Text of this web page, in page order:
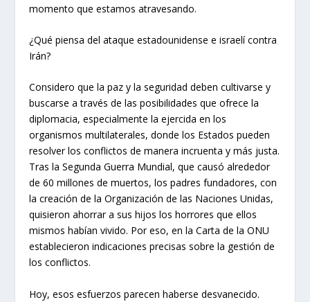
momento que estamos atravesando.
¿Qué piensa del ataque estadounidense e israelí contra
Irán?
Considero que la paz y la seguridad deben cultivarse y
buscarse a través de las posibilidades que ofrece la
diplomacia, especialmente la ejercida en los
organismos multilaterales, donde los Estados pueden
resolver los conflictos de manera incruenta y más justa.
Tras la Segunda Guerra Mundial, que causó alrededor
de 60 millones de muertos, los padres fundadores, con
la creación de la Organización de las Naciones Unidas,
quisieron ahorrar a sus hijos los horrores que ellos
mismos habían vivido. Por eso, en la Carta de la ONU
establecieron indicaciones precisas sobre la gestión de
los conflictos.
Hoy, esos esfuerzos parecen haberse desvanecido.